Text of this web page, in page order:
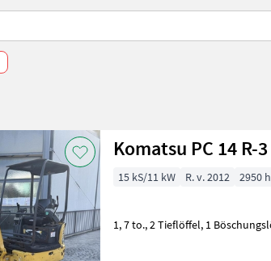
Komatsu PC 14 R-3
15 kS/11 kW R. v. 2012 2950 h